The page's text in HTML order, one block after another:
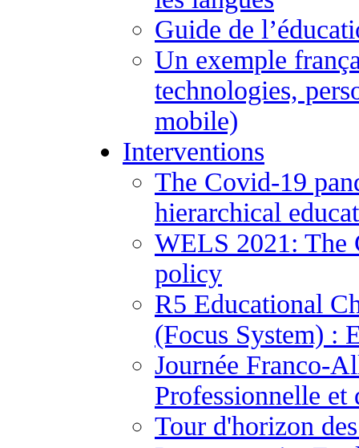
Guide de
Un exemple
technologies,
mobile)
Interventions
The Covid-19
hierarchical
WELS 2021: The
policy
R5 Educational
(Focus System) :
Journée Franco-
Professionnelle
Tour d'horizon